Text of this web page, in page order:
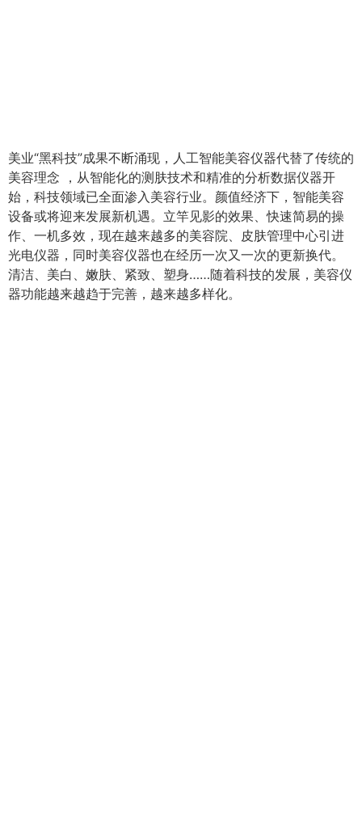
美业“黑科技”成果不断涌现，人工智能美容仪器代替了传统的
美容理念 ，从智能化的测肤技术和精准的分析数据仪器开
始，科技领域已全面渗入美容行业。颜值经济下，智能美容
设备或将迎来发展新机遇。立竿见影的效果、快速简易的操
作、一机多效，现在越来越多的美容院、皮肤管理中心引进
光电仪器，同时美容仪器也在经历一次又一次的更新换代。
清洁、美白、嫩肤、紧致、塑身……随着科技的发展，美容仪
器功能越来越趋于完善，越来越多样化。